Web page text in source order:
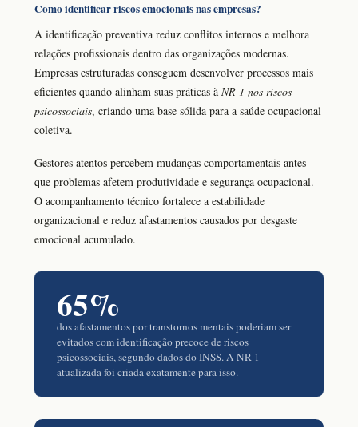
Como identificar riscos emocionais nas empresas?
A identificação preventiva reduz conflitos internos e melhora
relações profissionais dentro das organizações modernas.
Empresas estruturadas conseguem desenvolver processos mais
eficientes quando alinham suas práticas à NR 1 nos riscos
psicossociais, criando uma base sólida para a saúde ocupacional
coletiva.
Gestores atentos percebem mudanças comportamentais antes
que problemas afetem produtividade e segurança ocupacional.
O acompanhamento técnico fortalece a estabilidade
organizacional e reduz afastamentos causados por desgaste
emocional acumulado.
65%
dos afastamentos por transtornos mentais poderiam ser
evitados com identificação precoce de riscos
psicossociais, segundo dados do INSS. A NR 1
atualizada foi criada exatamente para isso.